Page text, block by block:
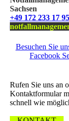
Sachsen
+49 172 233 17 95
Besuchen Sie
Facebook
Rufen Sie uns an
Kontaktformular
schnell wie